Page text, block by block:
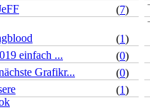
(7)
(1)
einfach ... (0)
Grafikr... (0)
(1)